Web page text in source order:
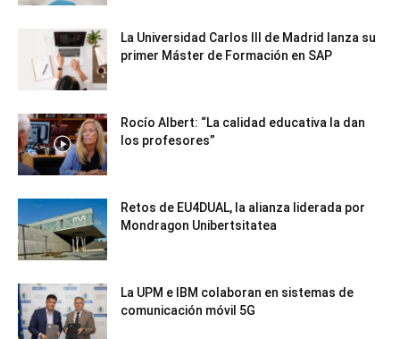
La Universidad Carlos III de Madrid lanza su
primer Máster de Formación en SAP
Rocío Albert: “La calidad educativa la dan
los profesores”
Retos de EU4DUAL, la alianza liderada por
Mondragon Unibertsitatea
La UPM e IBM colaboran en sistemas de
comunicación móvil 5G